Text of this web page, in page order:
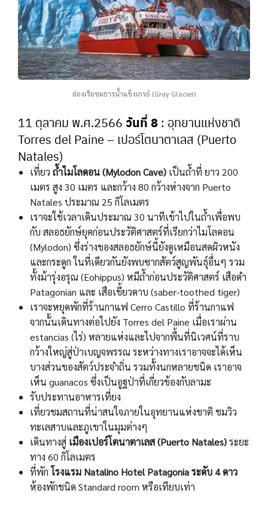
ล่องเรือชมธารน้ำแข็งเกรย์ (Gray Glacier)
11 ตุลาคม พ.ศ.2566 วันที่ 8 : อุทยานแห่งชาติ
Torres del Paine – เปอร์โตนาตาเลส (Puerto
Natales)
เที่ยว ถ้ำไมโลดอน (Mylodon Cave) เป็นถ้ำที่ ยาว 200
เมตร สูง 30 เมตร และกว้าง 80 กว้างห่างจาก Puerto
Natales ประมาณ 25 กิโลเมตร
เราจะใช้เวลาเดินประมาณ 30 นาทีเข้าไปในถ้ำเพื่อพบ
กับ สลอธยักษ์ยุคก่อนประวัติศาสตร์ที่เรียกว่าไมโลดอน
(Mylodon) ซึ่งร่างของสลอธยักษ์นี้ยังดูเหมือนสดผิวหนัง
และกระดูก ในที่เดียวกันยังพบซากสัตว์สูญพันธุ์อื่นๆ รวม
ทั้งม้ารุ่งอรุณ (Eohippus) หมีถ้ำก่อนประวัติศาสตร์ เสือดำ
Patagonian และ เสือเขี้ยวดาบ (saber-toothed tiger)
เราจะหยุดพักที่ร้านกาแฟ Cerro Castillo ที่ร้านกาแฟ
จากนั้นเดินทางต่อไปยัง Torres del Paine เมื่อเราผ่าน
estancias (ไร่) หลายแห่งและไปจากพื้นที่นิเวศน์ที่ราบ
กว้างใหญ่สู่ป่าเบญจพรรณ ระหว่างทางเราอาจจะได้เห็น
บางส่วนของสัตว์ประจำถิ่น รวมทั้งนกหลายชนิด เราอาจ
เห็น guanacos ซึ่งเป็นอูฐป่าที่เกี่ยวข้องกับลามะ
รับประทานอาหารเที่ยง
เที่ยวชมสถานที่น่าสนใจภายในอุทยานแห่งชาติ ชมวิว
ทะเลสาบและภูเขาในมุมต่างๆ
เดินทางสู่ เมืองเปอร์โตนาตาเลส (Puerto Natales)ระยะ
ทาง 60 กิโลเมตร
ที่พักโรงแรม Natalino Hotel Patagonia ระดับ 4 ดาว
ห้องพักชนิด Standard room หรือเทียบเท่า